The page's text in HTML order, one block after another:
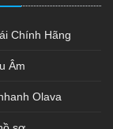
Chính Hãng
Âm
Olava